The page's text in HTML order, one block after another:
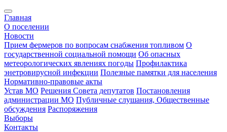
Главная
О поселении
Новости
Прием фермеров по вопросам снабжения топливом О
государственной социальной помощи Об опасных
метеорологических явлениях погоды Профилактика
энетровирусной инфекции Полезные памятки для населения
Нормативно-правовые акты
Устав МО Решения Совета депутатов Постановления
администрации МО Публичные слушания, Общественные
обсуждения Распоряжения
Выборы
Контакты